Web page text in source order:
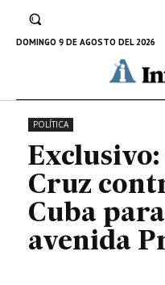
DOMINGO 9 DE AGOSTO DEL 2026
contrató a
obra de la
27 DE
POLÍTICA
Cruz
Cuba
avenida